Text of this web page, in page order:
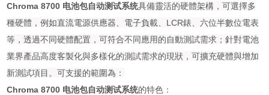
Chroma 8700 电池包自动测试系统具備靈活的硬體架構，可選擇多
種硬體，例如直流電源供應器、電子負載、LCR錶、六位半數位電表
等，透過不同硬體配置，可符合不同應用的自動測試需求；針對電池
業界產品高度客製化與多樣化的測試需求的現狀，可擴充硬體與增加
新測試項目。可支援的範圍為：
Chroma 8700 电池包自动测试系统的特色：